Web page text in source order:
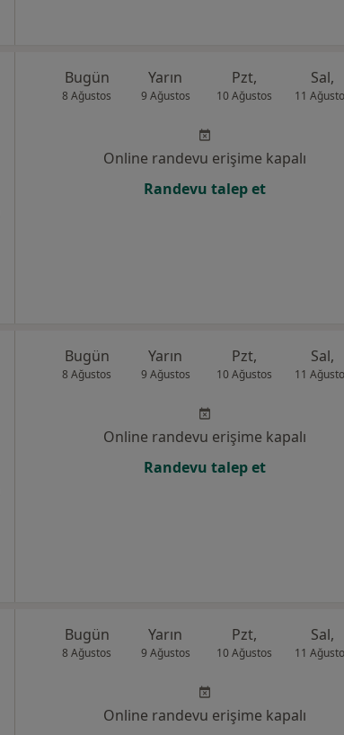
Bugün
8 Ağustos
Yarın
9 Ağustos
Pzt,
10 Ağustos
Sal,
11
Online randevu erişime kapalı
Randevu talep et
Bugün
8 Ağustos
Yarın
9 Ağustos
Pzt,
10 Ağustos
Sal,
11
Online randevu erişime kapalı
Randevu talep et
Bugün
8 Ağustos
Yarın
9 Ağustos
Pzt,
10 Ağustos
Sal,
11
Online randevu erişime kapalı